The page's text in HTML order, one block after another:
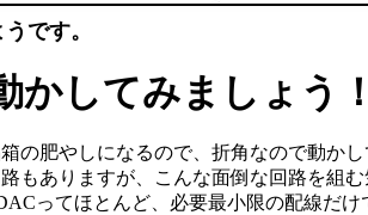
です。
かしてみましょう！
の肥やしになるので、折角なので動かし
もありますが、こんな面倒な回路を組む
ってほとんど、必要最小限の配線だけ